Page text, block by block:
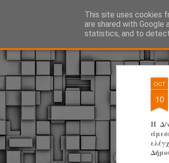
OCT
10
Η Δ/
This site uses cookies
are shared with
statistics, and to detect
ΔΗΜΟΤΙΚΗ ΑΣΤΥΝΟΜΙΑ,